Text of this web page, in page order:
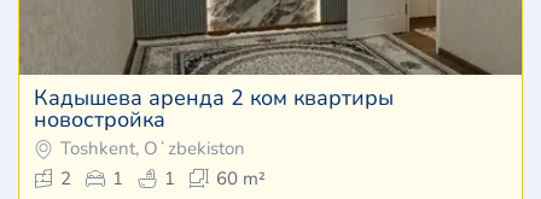
Кадышева аренда 2 ком квартиры
новостройка
Toshkent, Oʻzbekiston
2
1 1
60 m²